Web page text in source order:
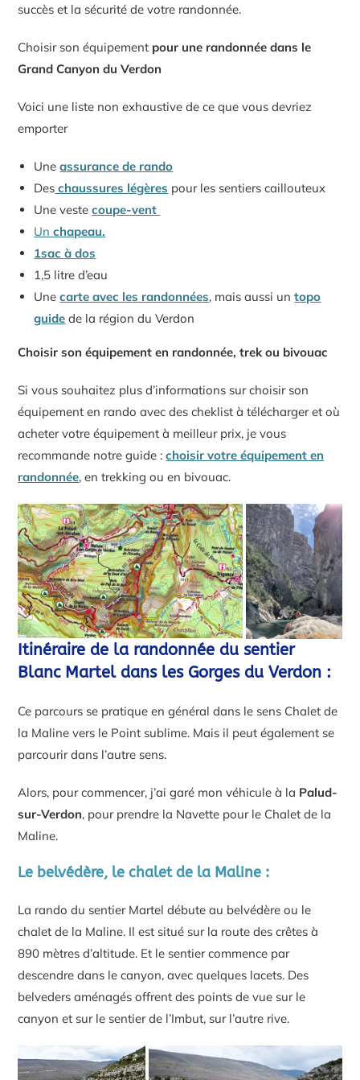
succès et la sécurité de votre randonnée.
Choisir son équipement pour une randonnée dans le
Grand Canyon du Verdon
Voici une liste non exhaustive de ce que vous devriez
emporter
Uneassurance de rando
Des chaussures légères pour les sentiers caillouteux
Une vestecoupe-vent
Unchapeau.
1sac à dos
1,5 litre d’eau
Unecarte avec les randonnées, mais aussi untopo
guide de la région du Verdon
Choisir son équipement en randonnée, trek ou bivouac
Si vous souhaitez plus d’informations sur choisir son
équipement en rando avec des cheklist à télécharger et où
acheter votre équipement à meilleur prix, je vous
recommande notre guide :choisir votre équipement en
randonnée, en trekking ou en bivouac.
Itinéraire de la randonnée du sentier
Blanc Martel dans les Gorges du Verdon :
Ce parcours se pratique en général dans le sens Chalet de
la Maline vers le Point sublime. Mais il peut également se
parcourir dans l’autre sens.
Alors, pour commencer, j’ai garé mon véhicule à la Palud-
sur-Verdon, pour prendre la Navette pour le Chalet de la
Maline.
Le belvédère, le chalet de la Maline :
La rando du sentier Martel débute au belvédère ou le
chalet de la Maline. Il est situé sur la route des crêtes à
890 mètres d’altitude. Et le sentier commence par
descendre dans le canyon, avec quelques lacets. Des
belveders aménagés offrent des points de vue sur le
canyon et sur le sentier de l’Imbut, sur l’autre rive.